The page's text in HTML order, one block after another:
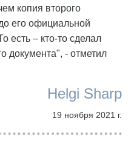
копия второго
его официальной
есть – кто-то сделал
документа", - отметил
Helgi Sharp
19 ноября 2021 г.